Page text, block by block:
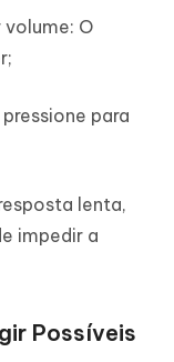
O
para
lenta,
impedir a
Possíveis